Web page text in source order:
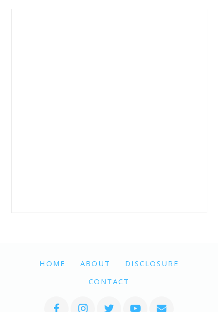
HOME ABOUT
DISCLOSURE
CONTACT